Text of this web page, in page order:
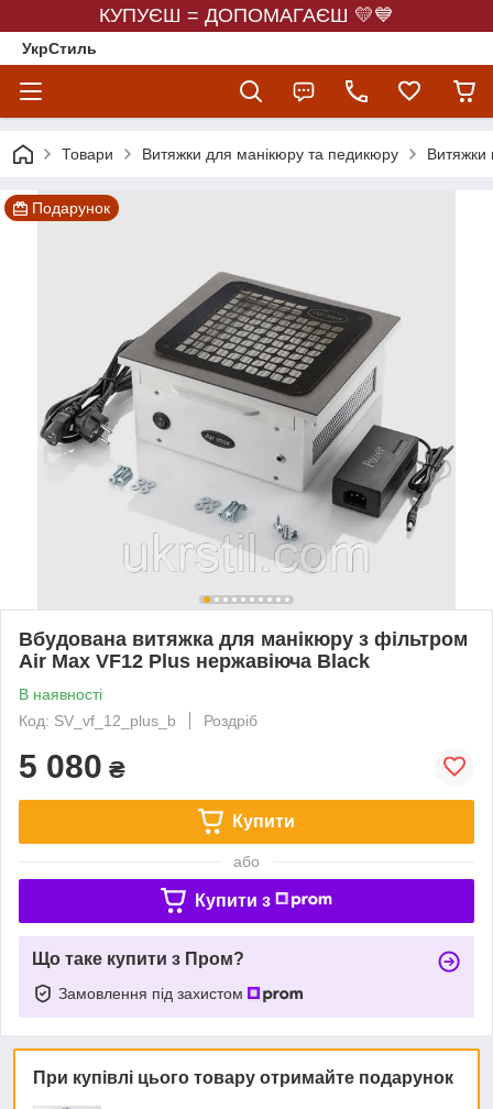
КУПУЄШ = ДОПОМАГАЄШ 💛💙
УкрСтиль
Товари Витяжки для манікюру та педикюру Витяжки
Подарунок
Вбудована витяжка для манікюру з фільтром
Air Max VF12 Plus нержавіюча Black
В наявності
Код: SV_vf_12_plus_b
Роздріб
5 080 ₴
Купити
або
Купити з
Що таке купити з Пром?
Замовлення під захистом
При купівлі цього товару отримайте подарунок